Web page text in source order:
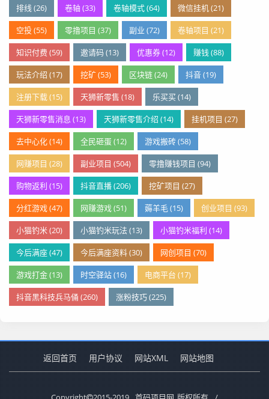
排线 (26) 卷轴 (33) 卷轴模式 (64) 微信挂机 (21)
空投 (55) 零撸项目 (37) 副业 (72) 卷轴项目 (21)
知识付费 (59) 邀请码 (13) 优惠券 (12) 赚钱 (88)
玩法介绍 (17) 挖矿 (53) 区块链 (24) 抖音 (19)
注册下载 (15) 天狮新零售 (18) 乐买买 (14)
天狮新零售消息 (13) 天狮新零售介绍 (14) 挂机项目 (27)
去中心化 (14) 全民砸蛋 (12) 游戏搬砖 (58)
网赚项目 (28) 副业项目 (504) 零撸赚钱项目 (94)
购物返利 (15) 抖音直播 (206) 挖矿项目 (27)
分红游戏 (47) 网赚游戏 (51) 薅羊毛 (15) 创业项目 (93)
小猫钓米 (20) 小猫钓米玩法 (13) 小猫钓米福利 (14)
今后满座 (47) 今后满座资料 (30) 网创项目 (70)
游戏打金 (13) 时空驿站 (16) 电商平台 (17)
抖音黑科技兵马俑 (260) 涨粉技巧 (225)
返回首页 用户协议 网站XML 网站地图